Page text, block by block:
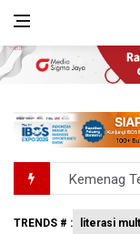
Kemenag
KKI Sebut
TRENDS # : literasi